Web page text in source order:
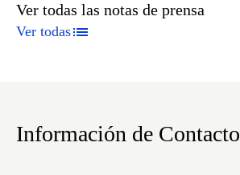
Ver todas las notas de prensa
Ver todas
Información de Contacto